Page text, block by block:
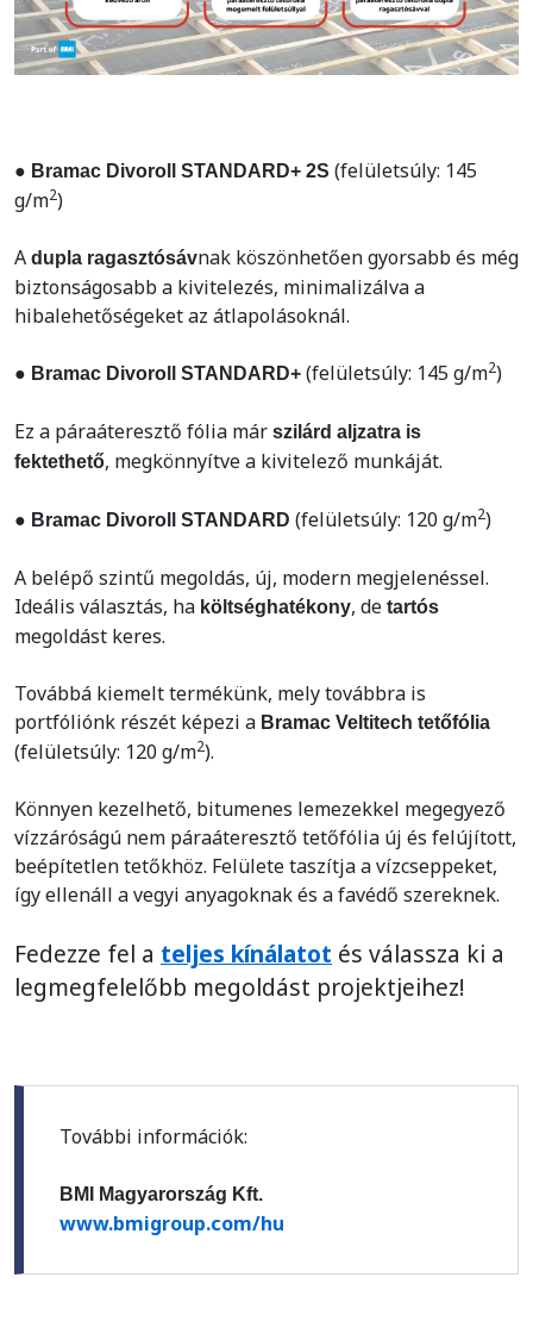
● Bramac Divoroll STANDARD+ 2S (felületsúly: 145
g/m2)
A dupla ragasztósávnak köszönhetően gyorsabb és még
biztonságosabb a kivitelezés, minimalizálva a
hibalehetőségeket az átlapolásoknál.
● Bramac Divoroll STANDARD+ (felületsúly: 145 g/m2)
Ez a páraáteresztő fólia már szilárd aljzatra is
fektethető, megkönnyítve a kivitelező munkáját.
● Bramac Divoroll STANDARD (felületsúly: 120 g/m2)
A belépő szintű megoldás, új, modern megjelenéssel.
Ideális választás, ha költséghatékony, de tartós
megoldást keres.
Továbbá kiemelt termékünk, mely továbbra is
portfóliónk részét képezi a Bramac Veltitech tetőfólia
(felületsúly: 120 g/m2).
Könnyen kezelhető, bitumenes lemezekkel megegyező
vízzáróságú nem páraáteresztő tetőfólia új és felújított,
beépítetlen tetőkhöz. Felülete taszítja a vízcseppeket,
így ellenáll a vegyi anyagoknak és a favédő szereknek.
Fedezze fel a teljes kínálatot és válassza ki a
legmegfelelőbb megoldást projektjeihez!
További információk:
BMI Magyarország Kft.
www.bmigroup.com/hu